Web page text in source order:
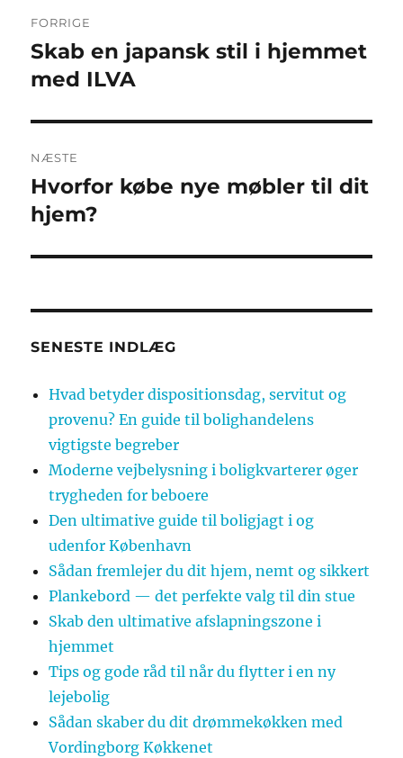
FORRIGE
Forrige
indlæg:
Skab en japansk stil i hjemmet
med ILVA
NÆSTE
Næste
indlæg:
Hvorfor købe nye møbler til dit
hjem?
SENESTE INDLÆG
Hvad betyder dispositionsdag, servitut og
provenu? En guide til bolighandelens
vigtigste begreber
Moderne vejbelysning i boligkvarterer øger
trygheden for beboere
Den ultimative guide til boligjagt i og
udenfor København
Sådan fremlejer du dit hjem, nemt og sikkert
Plankebord — det perfekte valg til din stue
Skab den ultimative afslapningszone i
hjemmet
Tips og gode råd til når du flytter i en ny
lejebolig
Sådan skaber du dit drømmekøkken med
Vordingborg Køkkenet